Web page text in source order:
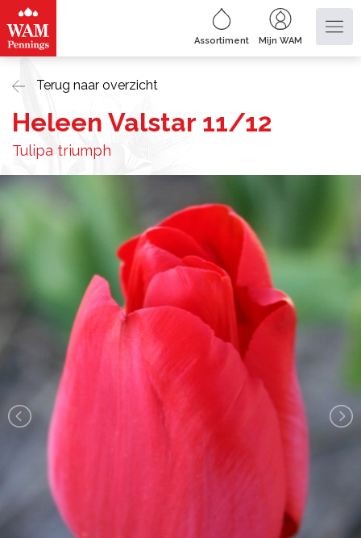
Assortiment Mijn WAM
Terug naar overzicht
Heleen Valstar 11/12
Tulipa triumph